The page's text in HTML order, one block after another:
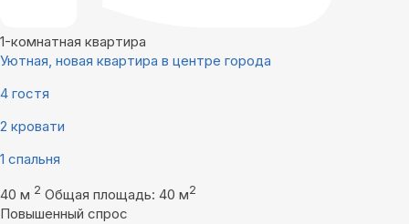
1-комнатная квартира
Уютная, новая квартира в центре города
4 гостя
2 кровати
1 спальня
40 м 2 Общая площадь: 40 м2
Повышенный спрос